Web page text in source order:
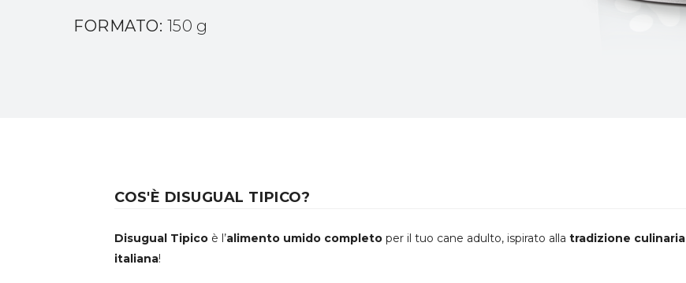
FORMATO: 150 g
COS'È DISUGUAL TIPICO?
Disugual Tipico è l’alimento umido completo per il tuo cane adulto, ispirato allatradizione culinaria
italiana!